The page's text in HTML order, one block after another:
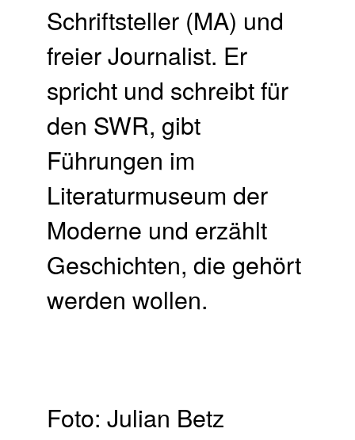
Schriftsteller (MA) und
freier Journalist. Er
spricht und schreibt für
den SWR, gibt
Führungen im
Literaturmuseum der
Moderne und erzählt
Geschichten, die gehört
werden wollen.
Foto: Julian Betz